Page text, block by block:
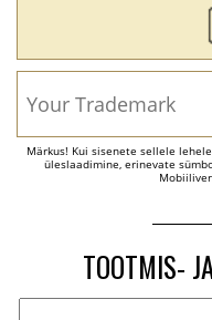
Märkus! Kui sisenete sellele
üleslaadimine, erinevate
TOOTMIS-